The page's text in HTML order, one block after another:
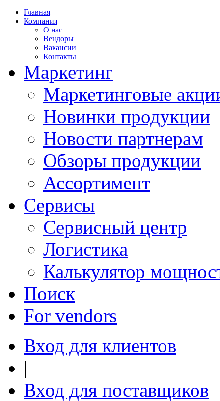
Главная
Компания
О нас
Вендоры
Вакансии
Контакты
Маркетинг
Маркетинговые
Новинки продукции
Новости партнерам
Обзоры продукции
Ассортимент
Сервисы
Сервисный центр
Логистика
Калькулятор
Поиск
For vendors
Вход для клиентов
|
Вход для поставщиков